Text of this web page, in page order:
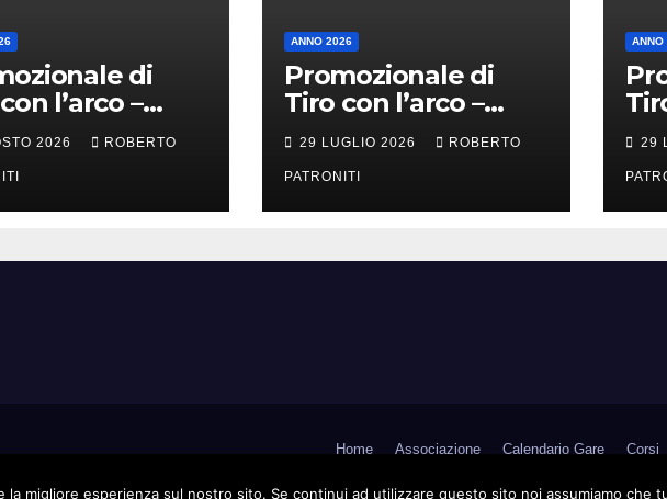
di
l’arco –
Li Fusi (Me)
2026 ROBERTO
ANNO 2026
Promozionale di
Tiro con l’arco –
Tortorici (Me)
29 LUGLIO 2026 ROBERTO
PATRONITI
ANNO
29
Home Associazione Calendario Gare Corsi
Medagliere
migliore esperienza sul nostro sito. Se continui ad utilizzare questo sito noi assumiamo che